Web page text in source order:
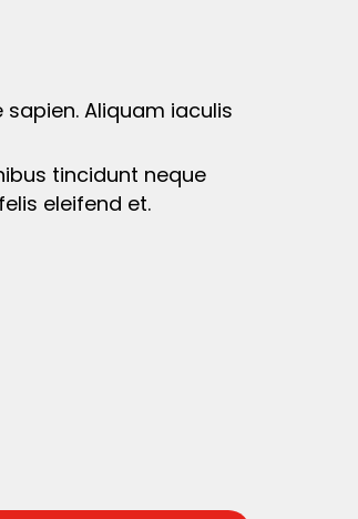
Aliquam iaculis
tincidunt neque
eleifend et.